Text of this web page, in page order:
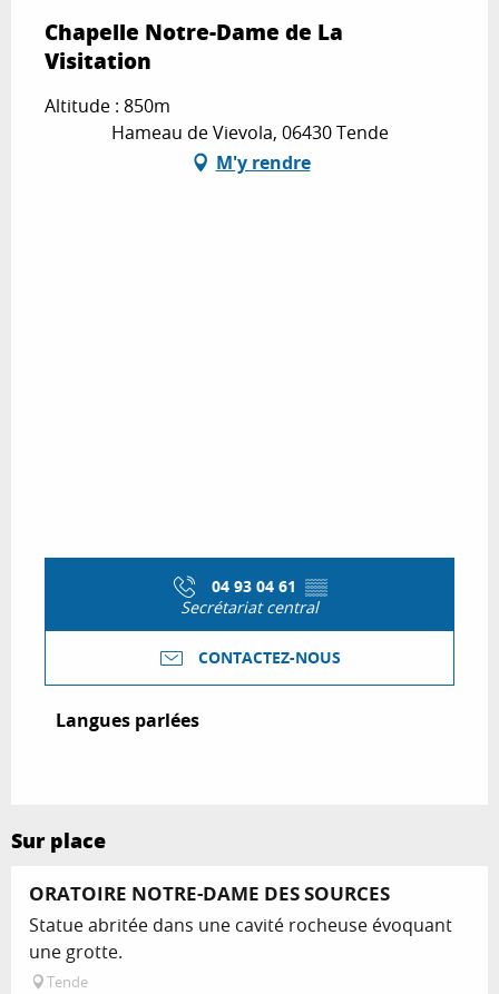
Chapelle Notre-Dame de La
Visitation
Altitude : 850m
Hameau de Vievola, 06430 Tende
M'y rendre
04 93 04 61 ▒▒
Secrétariat central
CONTACTEZ-NOUS
Langues parlées
Langues parlées
Sur place
ORATOIRE NOTRE-DAME DES SOURCES
Statue abritée dans une cavité rocheuse évoquant
une grotte.
Tende